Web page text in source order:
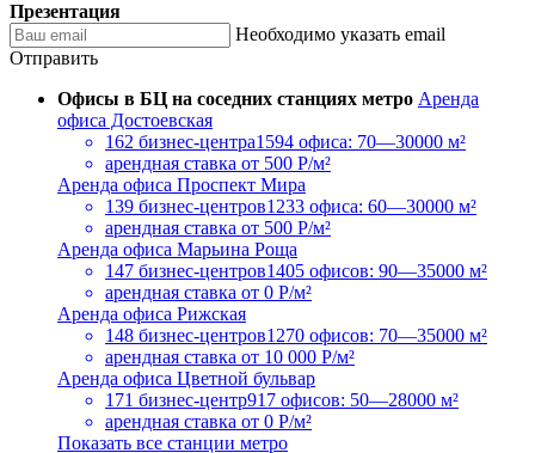
Презентация
Необходимо указать email
Отправить
Офисы в БЦ на соседних станциях метро Аренда
офиса Достоевская
162 бизнес-центра1594 офиса: 70—30000 м²
арендная ставка от 500 Р/м²
Аренда офиса Проспект Мира
139 бизнес-центров1233 офиса: 60—30000 м²
арендная ставка от 500 Р/м²
Аренда офиса Марьина Роща
147 бизнес-центров1405 офисов: 90—35000 м²
арендная ставка от 0 Р/м²
Аренда офиса Рижская
148 бизнес-центров1270 офисов: 70—35000 м²
арендная ставка от 10 000 Р/м²
Аренда офиса Цветной бульвар
171 бизнес-центр917 офисов: 50—28000 м²
арендная ставка от 0 Р/м²
Показать все станции метро